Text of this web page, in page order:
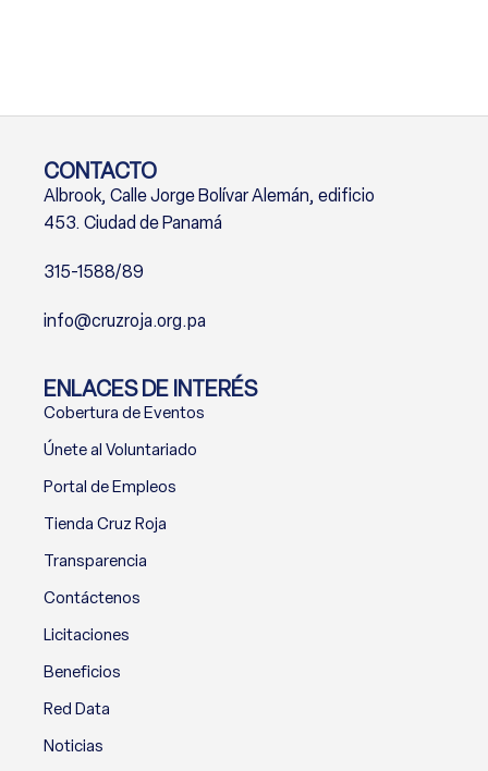
CONTACTO
Albrook, Calle Jorge Bolívar Alemán, edificio
453. Ciudad de Panamá
315-1588/89
info@cruzroja.org.pa
ENLACES DE INTERÉS
Cobertura de Eventos
Únete al Voluntariado
Portal de Empleos
Tienda Cruz Roja
Transparencia
Contáctenos
Licitaciones
Beneficios
Red Data
Noticias